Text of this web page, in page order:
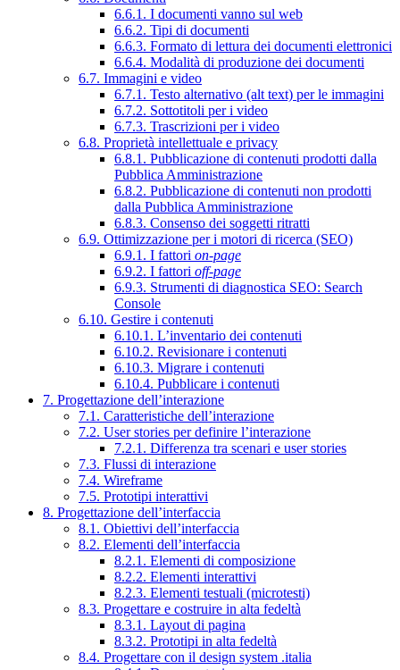
6.6.1. I documenti vanno sul web
6.6.2. Tipi di documenti
6.6.3. Formato di lettura dei documenti elettronici
6.6.4. Modalità di produzione dei documenti
6.7. Immagini e video
6.7.1. Testo alternativo (alt text) per le immagini
6.7.2. Sottotitoli per i video
6.7.3. Trascrizioni per i video
6.8. Proprietà intellettuale e privacy
6.8.1. Pubblicazione di contenuti prodotti dalla
Pubblica Amministrazione
6.8.2. Pubblicazione di contenuti non prodotti
dalla Pubblica Amministrazione
6.8.3. Consenso dei soggetti ritratti
6.9. Ottimizzazione per i motori di ricerca (SEO)
6.9.1. I fattori on-page
6.9.2. I fattori off-page
6.9.3. Strumenti di diagnostica SEO: Search
Console
6.10. Gestire i contenuti
6.10.1. L’inventario dei contenuti
6.10.2. Revisionare i contenuti
6.10.3. Migrare i contenuti
6.10.4. Pubblicare i contenuti
7. Progettazione dell’interazione
7.1. Caratteristiche dell’interazione
7.2. User stories per definire l’interazione
7.2.1. Differenza tra scenari e user stories
7.3. Flussi di interazione
7.4. Wireframe
7.5. Prototipi interattivi
8. Progettazione dell’interfaccia
8.1. Obiettivi dell’interfaccia
8.2. Elementi dell’interfaccia
8.2.1. Elementi di composizione
8.2.2. Elementi interattivi
8.2.3. Elementi testuali (microtesti)
8.3. Progettare e costruire in alta fedeltà
8.3.1. Layout di pagina
8.3.2. Prototipi in alta fedeltà
8.4. Progettare con il design system .italia